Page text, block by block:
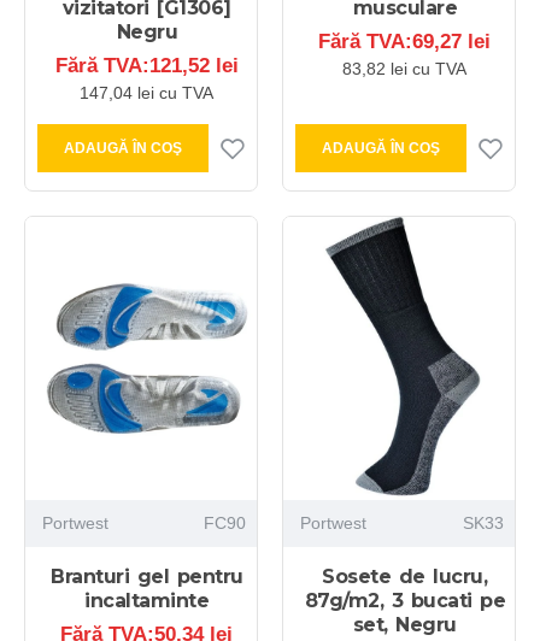
vizitatori [G1306]
Negru
Fără TVA:121,52 lei
147,04 lei cu TVA
ADAUGĂ ÎN COŞ
musculare
Fără TVA:69,27 lei
83,82 lei cu TVA
ADAUGĂ ÎN COŞ
Portwest FC90
Branturi gel pentru
incaltaminte
Fără TVA:50,34 lei
Portwest SK33
Sosete de lucru,
87g/m2, 3 bucati pe
set, Negru